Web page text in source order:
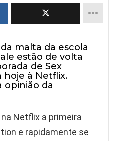
malta da escola
estão de volta
de Sex
hoje à Netflix.
opinião da
Netflix a primeira
e rapidamente se